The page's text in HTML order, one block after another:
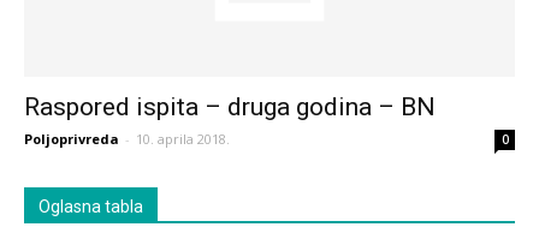
Raspored ispita – druga godina – BN
Poljoprivreda - 10. aprila 2018. 0
Oglasna tabla